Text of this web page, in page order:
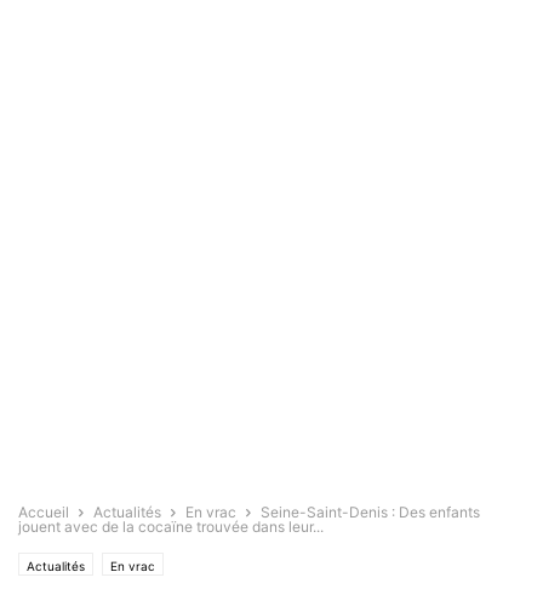
Accueil Actualités En vrac
Seine-Saint-Denis : Des enfants
jouent avec de la cocaïne trouvée dans leur...
Actualités En vrac